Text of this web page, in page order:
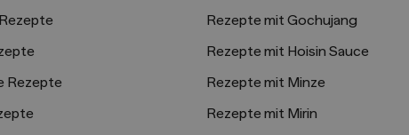
Rezepte
Rezepte mit Gochujang
Rezepte mit Hoisin Sauce
Rezepte mit Minze
Rezepte mit Mirin